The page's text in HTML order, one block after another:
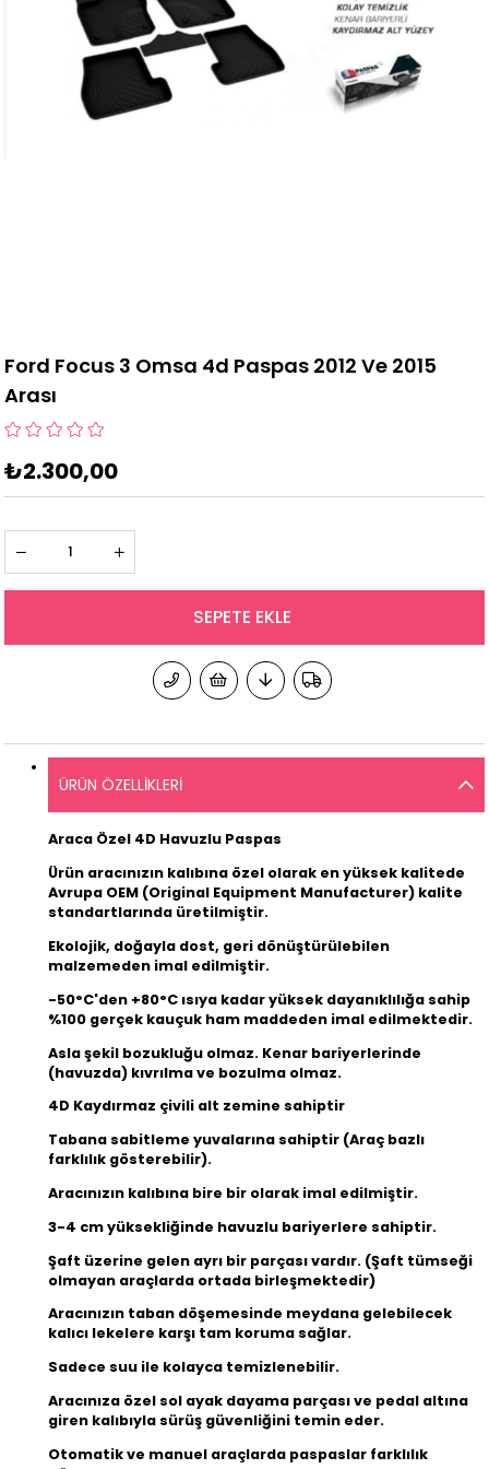
Ford Focus 3 Omsa 4d Paspas 2012 Ve 2015
Arası
₺2.300,00
ÜRÜN ÖZELLIKLERI
Araca Özel 4D Havuzlu Paspas
Ürün aracınızın kalıbına özel olarak en yüksek kalitede
Avrupa OEM (Original Equipment Manufacturer) kalite
standartlarında üretilmiştir.
Ekolojik, doğayla dost, geri dönüştürülebilen
malzemeden imal edilmiştir.
-50°C'den +80°C ısıya kadar yüksek dayanıklılığa sahip
%100 gerçek kauçuk ham maddeden imal edilmektedir.
Asla şekil bozukluğu olmaz. Kenar bariyerlerinde
(havuzda) kıvrılma ve bozulma olmaz.
4D Kaydırmaz çivili alt zemine sahiptir
Tabana sabitleme yuvalarına sahiptir (Araç bazlı
farklılık gösterebilir).
Aracınızın kalıbına bire bir olarak imal edilmiştir.
3-4 cm yüksekliğinde havuzlu bariyerlere sahiptir.
Şaft üzerine gelen ayrı bir parçası vardır. (Şaft tümseği
olmayan araçlarda ortada birleşmektedir)
Aracınızın taban döşemesinde meydana gelebilecek
kalıcı lekelere karşı tam koruma sağlar.
Sadece suu ile kolayca temizlenebilir.
Aracınıza özel sol ayak dayama parçası ve pedal altına
giren kalıbıyla sürüş güvenliğini temin eder.
Otomatik ve manuel araçlarda paspaslar farklılık